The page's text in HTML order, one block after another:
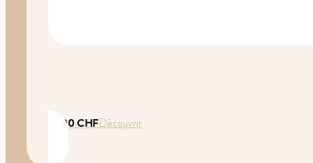
35.00CHFDécouvrir